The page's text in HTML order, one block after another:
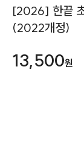
[2026] 한끝
(2022개정)
13,500원